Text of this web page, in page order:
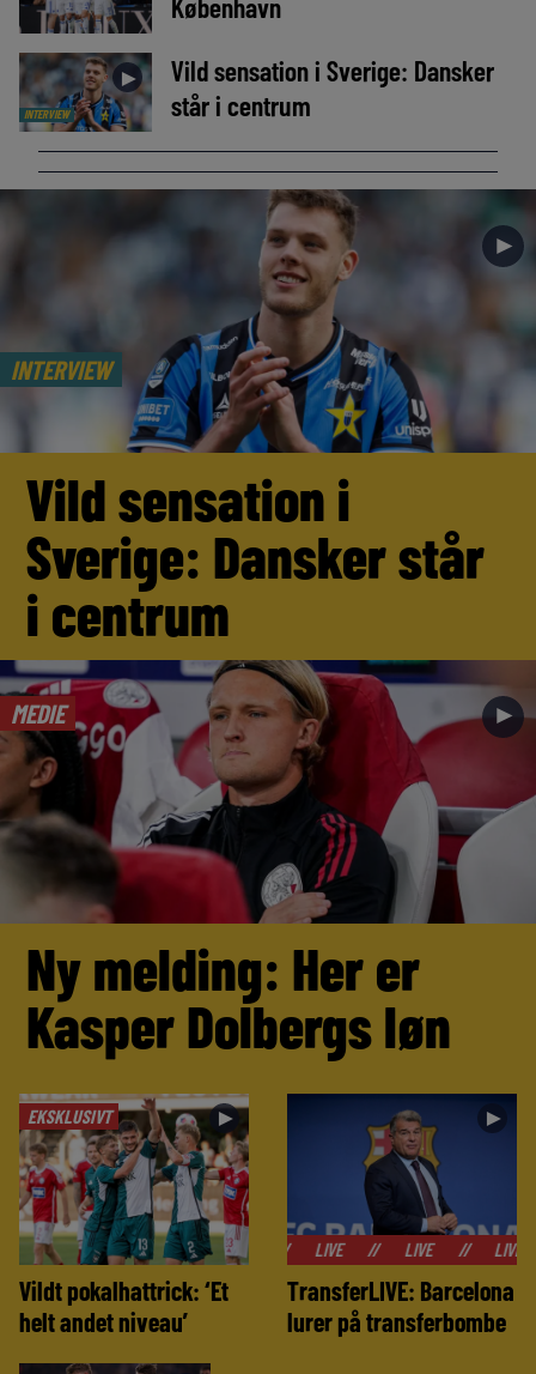
INTERVIEW
►
Vild sensation i Sverige: Dansker
står i centrum
INTERVIEW
►
Vild sensation i
Sverige: Dansker står
i centrum
MEDIE ►
Ny melding: Her er
Kasper Dolbergs løn
EKSKLUSIVT ►
Vildt pokalhattrick: ‘Et
helt andet niveau’
►
// LIVE LIVE LIVE
TransferLIVE: Barcelona
lurer på transferbombe